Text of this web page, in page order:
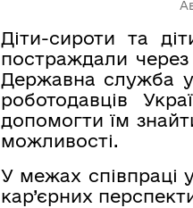
Діти-сироти та
постраждали
Державна служба у
роботодавців
допомогти їм
можливості.
У межах співпраці
кар’єрних